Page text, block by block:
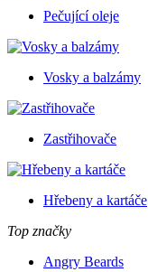
Pečující oleje
Vosky a balzámy
Zastřihovače
Hřebeny a kartáče
Top značky
Angry Beards